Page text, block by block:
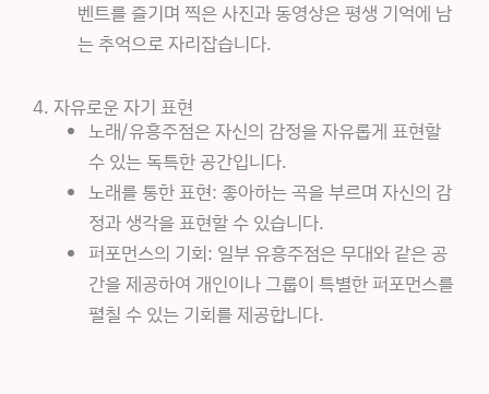
벤트를 즐기며 찍은 사진과 동영상은 평생 기억에 남
는 추억으로 자리잡습니다.
4. 자유로운 자기 표현
노래/유흥주점은 자신의 감정을 자유롭게 표현할
수 있는 독특한 공간입니다.
노래를 통한 표현: 좋아하는 곡을 부르며 자신의 감
정과 생각을 표현할 수 있습니다.
퍼포먼스의 기회: 일부 유흥주점은 무대와 같은 공
간을 제공하여 개인이나 그룹이 특별한 퍼포먼스를
펼칠 수 있는 기회를 제공합니다.